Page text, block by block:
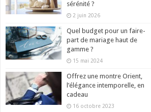
sérénité ?
2 juin 2026
Quel budget pour un faire-
part de mariage haut de
gamme ?
15 mai 2024
Offrez une montre Orient,
l’élégance intemporelle, en
cadeau
16 octobre 2023